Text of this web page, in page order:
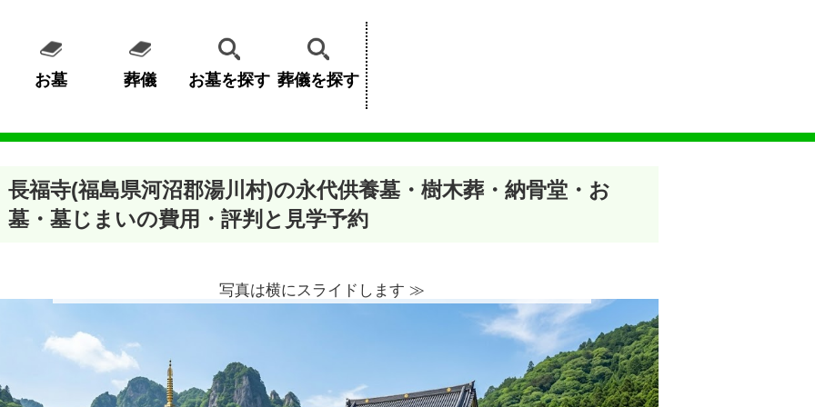
お墓 葬儀 お墓を探す 葬儀を探す
長福寺(福島県河沼郡湯川村)の永代供養墓・樹木葬・納骨堂・お
墓・墓じまいの費用・評判と見学予約
写真は横にスライドします ≫︎